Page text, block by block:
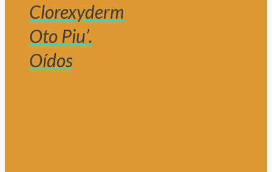
Clorexyderm
Oto Piu’.
Oídos